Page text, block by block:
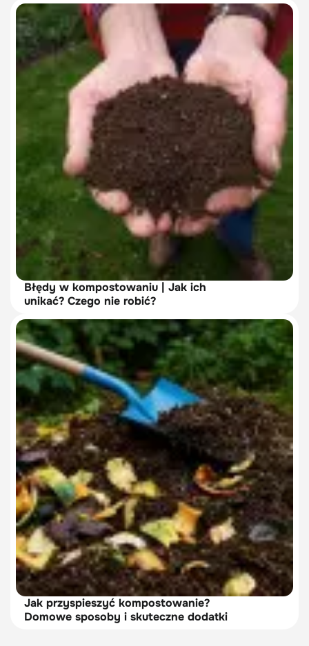
Błędy w kompostowaniu | Jak ich
unikać? Czego nie robić?
Jak przyspieszyć kompostowanie?
Domowe sposoby i skuteczne dodatki